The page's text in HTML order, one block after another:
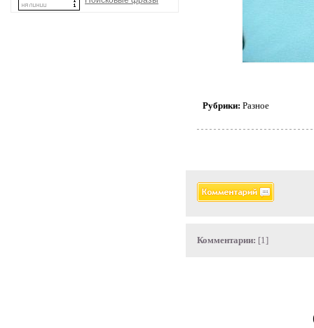
Рубрики: Разное
Комментарии: [1]